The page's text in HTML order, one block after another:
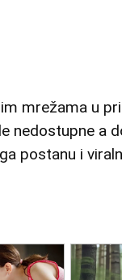
mrežama u
nedostupne a
postanu i